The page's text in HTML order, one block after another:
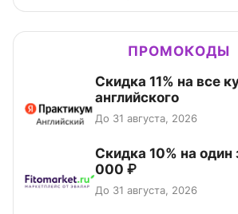
ПРОМОКОДЫ
Скидка 11% на все
английского
До 31 августа, 2026
Скидка 10% на один
000 ₽
До 31 августа, 2026